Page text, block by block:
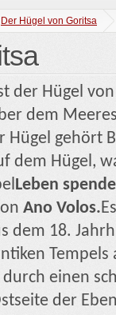
Der Hügel von Goritsa
der Hügel
dem
Hügel gehört
dem Hügel,
Leben
Ano Volos.
dem 18.
Tempels
einen
der